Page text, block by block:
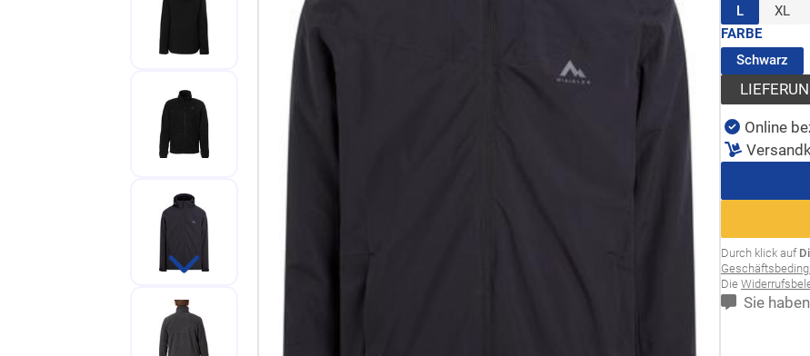
L
XL
FARBE
Schwarz
Online
Durch klick auf
Die
Sie